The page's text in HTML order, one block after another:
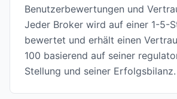
Benutzerbewertungen und
Jeder Broker wird auf einer 1-5-
bewertet und erhält einen
100 basierend auf seiner
Stellung und seiner Erfolgsbilanz.